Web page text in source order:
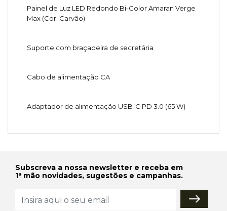
Painel de Luz LED Redondo Bi-Color Amaran Verge
Max (Cor: Carvão)
Suporte com braçadeira de secretária
Cabo de alimentação CA
Adaptador de alimentação USB-C PD 3.0 (65 W)
Subscreva a nossa newsletter e receba em
1ª mão novidades, sugestões e campanhas.